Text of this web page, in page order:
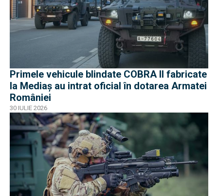
Primele vehicule blindate COBRA II fabricate
la Mediaș au intrat oficial în dotarea Armatei
României
30 IULIE 2026